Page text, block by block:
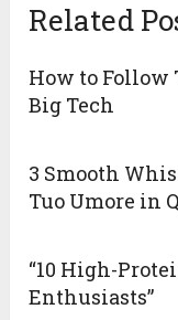
Related
How to Follow
Big Tech
3 Smooth
Tuo Umore in
“10 High-
Enthusiasts”